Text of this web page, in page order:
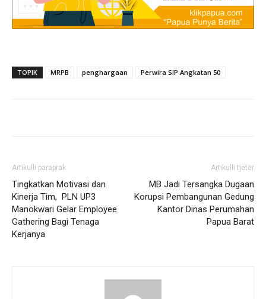
TOPIK MRPB penghargaan Perwira SIP Angkatan 50
Artikulli paraprak
Tingkatkan Motivasi dan
Kinerja Tim, PLN UP3
Manokwari Gelar Employee
Gathering Bagi Tenaga
Kerjanya
Artikulli tjetër
MB Jadi Tersangka Dugaan
Korupsi Pembangunan Gedung
Kantor Dinas Perumahan
Papua Barat